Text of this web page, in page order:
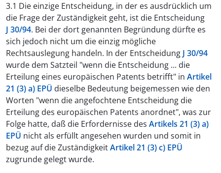
3.1 Die einzige Entscheidung, in der es ausdrücklich um
die Frage der Zuständigkeit geht, ist die Entscheidung
J 30/94. Bei der dort genannten Begründung dürfte es
sich jedoch nicht um die einzig mögliche
Rechtsauslegung handeln. In der Entscheidung J 30/94
wurde dem Satzteil "wenn die Entscheidung ... die
Erteilung eines europäischen Patents betrifft" in Artikel
21 (3) a) EPÜ dieselbe Bedeutung beigemessen wie den
Worten "wenn die angefochtene Entscheidung die
Erteilung des europäischen Patents anordnet", was zur
Folge hatte, daß die Erfordernisse des Artikels 21 (3) a)
EPÜ nicht als erfüllt angesehen wurden und somit in
bezug auf die ZuständigkeitArtikel 21 (3) c) EPÜ
zugrunde gelegt wurde.